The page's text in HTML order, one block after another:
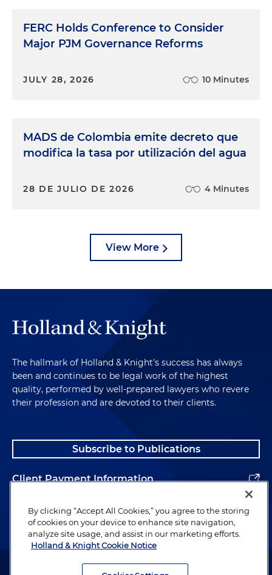
FERC Holds Conference to Consider
Major PJM Governance Reforms
JULY 28, 2026 10 Minutes
MADS de Colombia emite decreto que
modifica la tasa por utilización del agua
28 DE JULIO DE 2026 4 Minutes
View More
The hallmark of Holland & Knight's success has always
been and continues to be legal work of the highest
quality, performed by well-prepared lawyers who revere
their profession and are devoted to their clients.
Subscribe to Publications
Client Payment Information
Alumni
Attorney Advertising. Copyright © 1996–2026 Holland & Knight LLP.
By clicking “Accept All Cookies,” you agree to the storing
of cookies on your device to enhance site navigation,
analyze site usage, and assist in our marketing efforts.
Holland & Knight Cookie Notice